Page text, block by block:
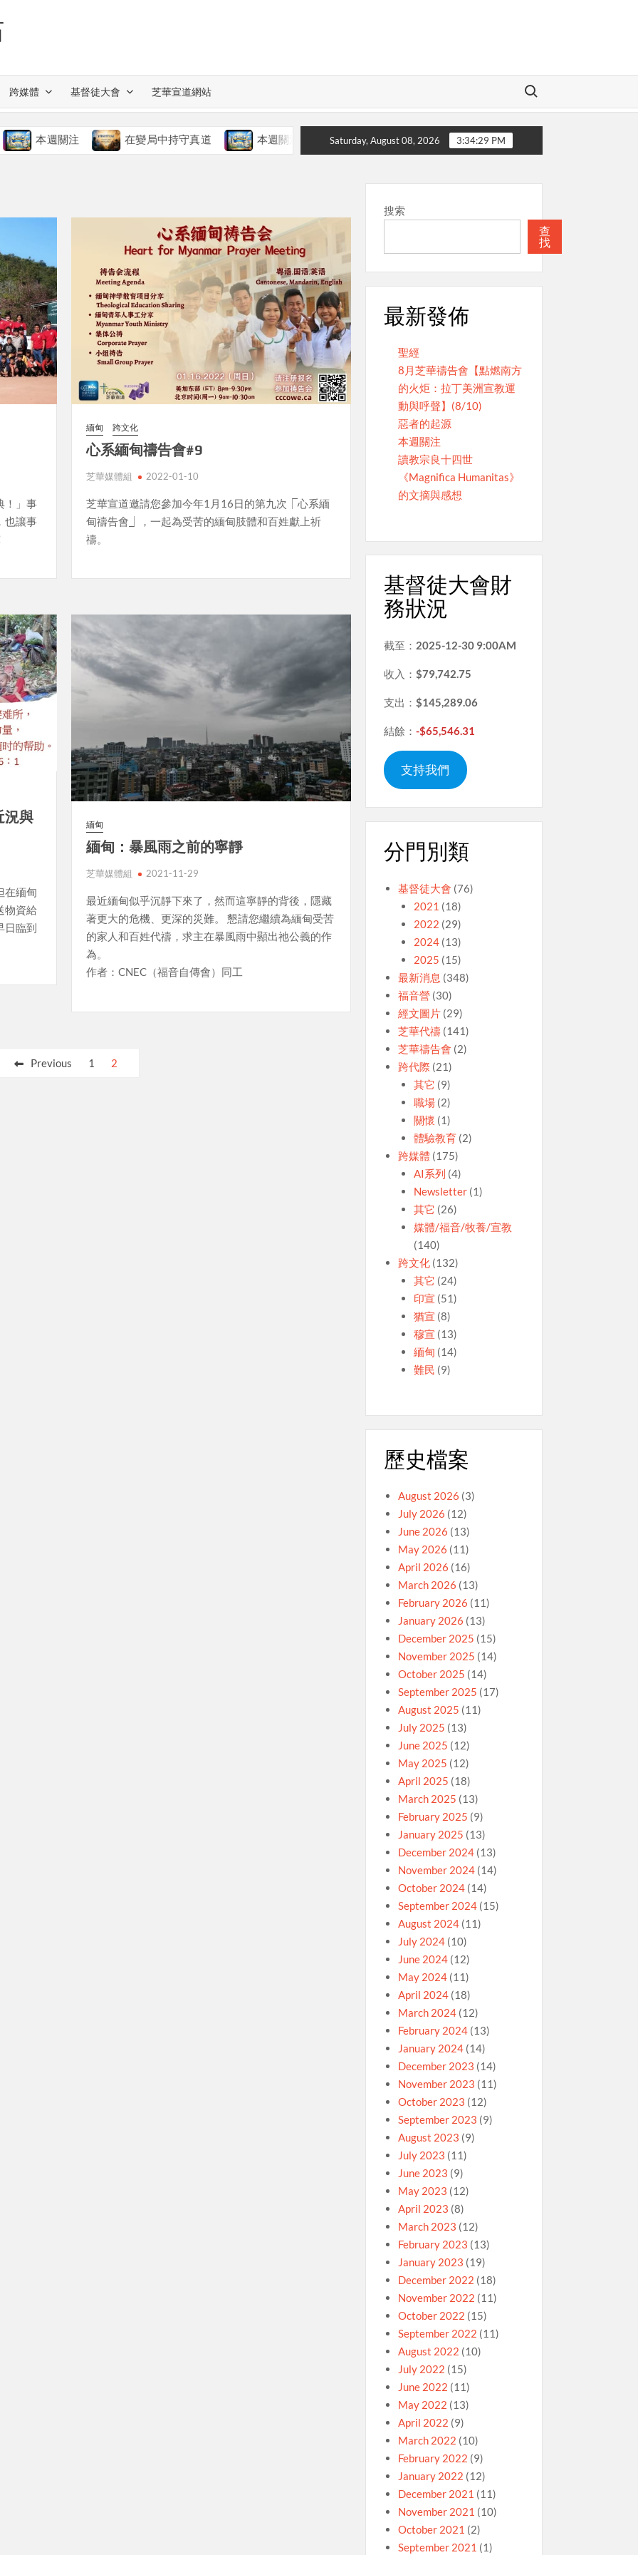
跨媒體 基督徒大會 芝華宣道網站
Search for:
本週關注 在變局中持守真道 本週關注 慈愛的神 本週關注 聖經
Saturday, August 08, 2026 3:34:29 PM
！」事
也讓事
緬甸 跨文化
心系緬甸禱告會#9
芝華媒體組 2022-01-10
芝華宣道邀請您參加今年1月16日的第九次⎾心系緬
甸禱告會⏌，一起為受苦的緬甸肢體和百姓獻上祈
禱。
況與
在緬甸
物資給
日臨到
緬甸
緬甸：暴風雨之前的寧靜
芝華媒體組 2021-11-29
最近緬甸似乎沉靜下來了，然而這寧靜的背後，隱藏
著更大的危機、更深的災難。 懇請您繼續為緬甸受苦
的家人和百姓代禱，求主在暴風雨中顯出祂公義的作
為。
作者：CNEC（福音自傳會）同工
Previous 1 2
搜索
查
找
最新發佈
聖經
8月芝華禱告會【點燃南方
的火炬：拉丁美洲宣教運
動與呼聲】(8/10)
惡者的起源
本週關注
讀教宗良十四世
《Magnifica Humanitas》
的文摘與感想
基督徒大會財
務狀況
截至： 2025-12-30 9:00AM
收入： $79,742.75
支出： $145,289.06
結餘： -$65,546.31
支持我們
分門別類
基督徒大會 (76)
2021 (18)
2022 (29)
2024 (13)
2025 (15)
最新消息 (348)
福音營(30)
經文圖片(29)
芝華代禱(141)
芝華禱告會 (2)
跨代際(21)
其它 (9)
職場 (2)
關懷 (1)
體驗教育 (2)
跨媒體 (175)
AI系列 (4)
Newsletter (1)
其它 (26)
媒體/福音/牧養/宣教
(140)
跨文化 (132)
其它 (24)
印宣 (51)
猶宣 (8)
穆宣 (13)
緬甸 (14)
難民 (9)
歷史檔案
August 2026 (3)
July 2026 (12)
June 2026 (13)
May 2026 (11)
April 2026 (16)
March 2026 (13)
February 2026 (11)
January 2026 (13)
December 2025 (15)
November 2025 (14)
October 2025 (14)
September 2025 (17)
August 2025 (11)
July 2025 (13)
June 2025 (12)
May 2025 (12)
April 2025 (18)
March 2025 (13)
February 2025 (9)
January 2025 (13)
December 2024(13)
November 2024(14)
October 2024(14)
September 2024(15)
August 2024(11)
July 2024(10)
June 2024(12)
May 2024(11)
April 2024(18)
March 2024(12)
February 2024(13)
January 2024(14)
December 2023 (14)
November 2023 (11)
October 2023 (12)
September 2023 (9)
August 2023 (9)
July 2023 (11)
June 2023 (9)
May 2023 (12)
April 2023 (8)
March 2023 (12)
February 2023 (13)
January 2023 (19)
December 2022 (18)
November 2022 (11)
October 2022 (15)
September 2022 (11)
August 2022 (10)
July 2022 (15)
June 2022 (11)
May 2022 (13)
April 2022 (9)
March 2022 (10)
February 2022 (9)
January 2022 (12)
December 2021 (11)
November 2021 (10)
October 2021 (2)
September 2021 (1)